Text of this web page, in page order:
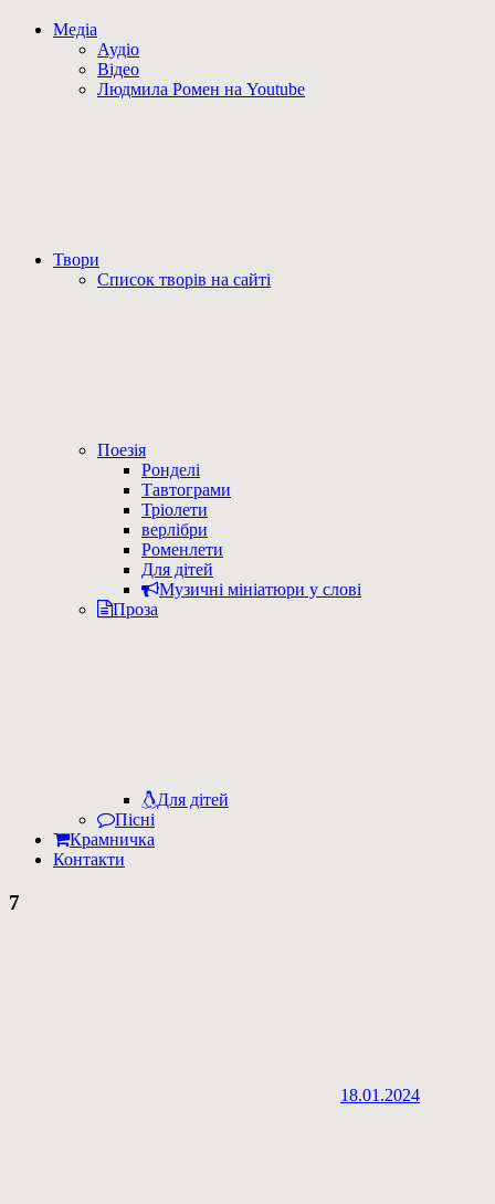
Медіа
Аудіо
Відео
Людмила Ромен на Youtube
Твори
Список творів на сайті
Поезія
Ронделі
Тавтограми
Тріолети
верлібри
Роменлети
Для дітей
Музичні мініатюри у слові
Проза
Для дітей
Пісні
Крамничка
Контакти
7
18.01.2024